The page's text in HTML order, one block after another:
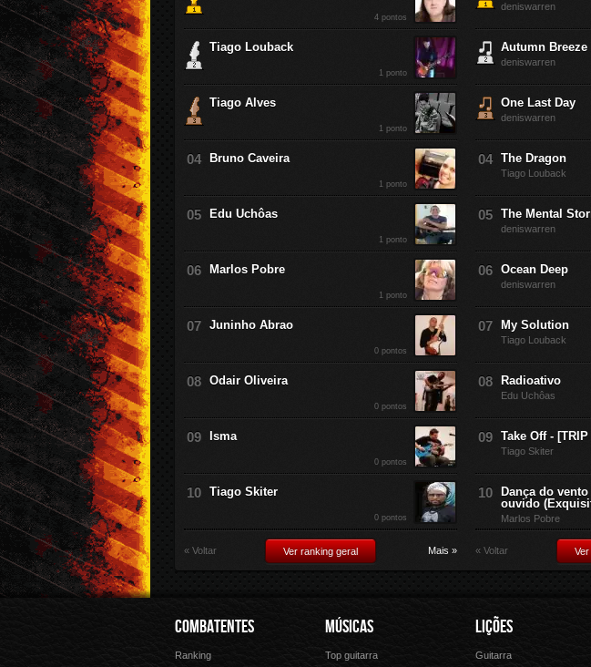
4 pontos
Tiago Louback
1 ponto
Tiago Alves
1 ponto
Bruno Caveira
1 ponto
Edu Uchôas
1 ponto
Marlos Pobre
1 ponto
Juninho Abrao
0 pontos
Odair Oliveira
0 pontos
Isma
0 pontos
Tiago Skiter
0 pontos
« Voltar Ver ranking geral Mais »
deniswarren
Autumn Breeze
deniswarren
One Last Day
deniswarren
The Dragon
Tiago Louback
The Mental
deniswarren
Ocean Deep
deniswarren
My Solution
Tiago Louback
Radioativo
Edu Uchôas
Take Off -
Tiago Skiter
Dança do
ouvido
Marlos Pobre
« Voltar
COMBATENTES
Ranking
MÚSICAS
Top guitarra
LIÇÕES
Guitarra